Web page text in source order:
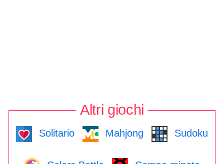
Altri giochi
Solitario Mahjong Sudoku